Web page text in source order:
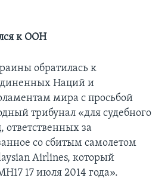
к ООН
обратилась к
Наций и
мира с просьбой
трибунал «для судебного
ответственных за
со сбитым самолетом
Airlines, который
17 июля 2014 года».